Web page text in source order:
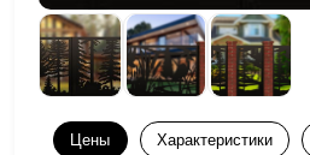
Цены Характеристики